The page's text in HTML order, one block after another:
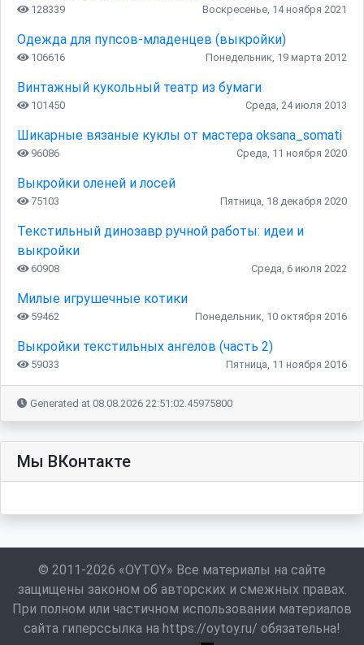
128339 Воскресенье, 14 ноября 2021
Одежда для пупсов-младенцев (выкройки)
106616 Понедельник, 19 марта 2012
Винтажный кукольный театр из бумаги
101450 Среда, 24 июля 2013
Шикарные вязаные куклы от мастера oksana_somati
96086 Среда, 11 ноября 2020
Выкройки оленей и лосей
75103 Пятница, 18 декабря 2020
Текстильный динозавр ручной работы: идеи и
выкройки
60908 Среда, 6 июля 2022
Милые игрушечные котики
59462 Понедельник, 10 октября 2016
Выкройки текстильных ангелов (часть 2)
59033 Пятница, 11 ноября 2016
Generated at 08.08.2026 22:51:02.45975800
Мы ВКонтакте
© 2011-2026 «OYTOY» Все материалы на сайте
защищены законом об авторских и смежных правах.
При полном или частичном использовании материалов
сайта гиперссылка на https://oytoy.ru/ обязательна!